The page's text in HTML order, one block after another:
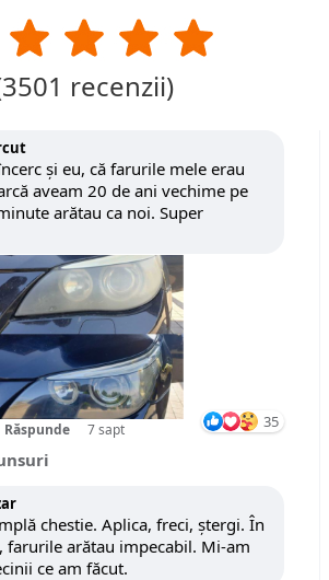
3501 recenzii)
și eu, că farurile mele erau
aveam 20 de ani vechime pe
arătau ca noi. Super
Răspunde 7 sapt 35
chestie. Aplica, freci, ștergi. În
farurile arătau impecabil. Mi-am
ce am făcut.